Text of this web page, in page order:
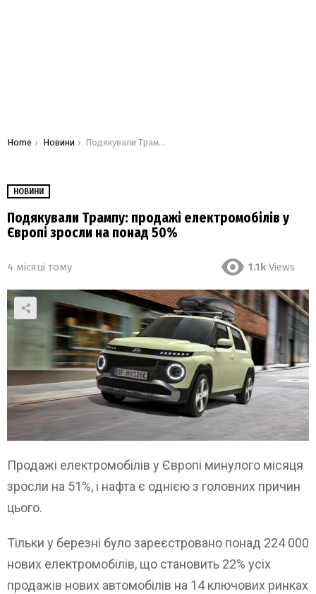
You are here:
Home Новини Подякували Трампу: продажі електромобілів у Європі зросли на понад 50%
НОВИНИ
Подякували Трампу: продажі електромобілів у
Європі зросли на понад 50%
4 місяці тому 1.1k Views
Продажі електромобілів у Європі минулого місяця
зросли на 51%, і нафта є однією з головних причин
цього.
Тільки у березні було зареєстровано понад 224 000
нових електромобілів, що становить 22% усіх
продажів нових автомобілів на 14 ключових ринках